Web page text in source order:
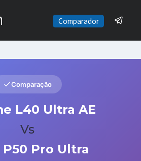
Comparador
Comparação
L40 Ultra AE
Vs
P50 Pro Ultra